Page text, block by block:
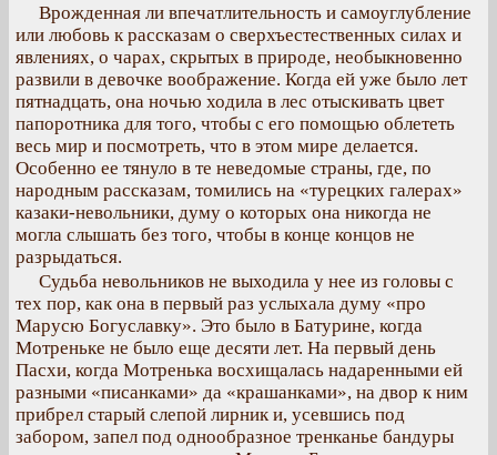
Врожденная ли впечатлительность и самоуглубление
или любовь к рассказам о сверхъестественных силах и
явлениях, о чарах, скрытых в природе, необыкновенно
развили в девочке воображение. Когда ей уже было лет
пятнадцать, она ночью ходила в лес отыскивать цвет
папоротника для того, чтобы с его помощью облететь
весь мир и посмотреть, что в этом мире делается.
Особенно ее тянуло в те неведомые страны, где, по
народным рассказам, томились на «турецких галерах»
казаки-невольники, думу о которых она никогда не
могла слышать без того, чтобы в конце концов не
разрыдаться.
Судьба невольников не выходила у нее из головы с
тех пор, как она в первый раз услыхала думу «про
Марусю Богуславку». Это было в Батурине, когда
Мотреньке не было еще десяти лет. На первый день
Пасхи, когда Мотренька восхищалась надаренными ей
разными «писанками» да «крашанками», на двор к ним
прибрел старый слепой лирник и, усевшись под
забором, запел под однообразное тренканье бандуры